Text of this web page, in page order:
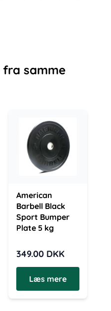
fra samme
American
Barbell Black
Sport Bumper
Plate 5 kg
349.00 DKK
Læs mere